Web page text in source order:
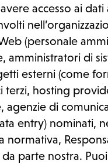
accesso ai dati
(personale
amministratori di
esterni (come
terzi, hosting
agenzie di
entry) nominati,
normativa,
parte nostra.